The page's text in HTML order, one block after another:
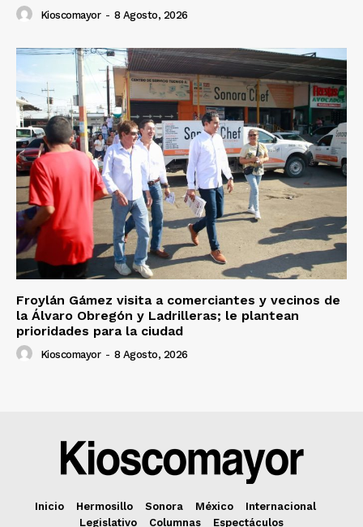
Kioscomayor - 8 Agosto, 2026
Froylán Gámez visita a comerciantes y vecinos de
la Álvaro Obregón y Ladrilleras; le plantean
prioridades para la ciudad
Kioscomayor - 8 Agosto, 2026
Inicio Hermosillo Sonora México
Internacional
Legislativo
Columnas Espectáculos